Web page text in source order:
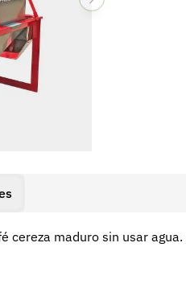
cereza maduro sin usar